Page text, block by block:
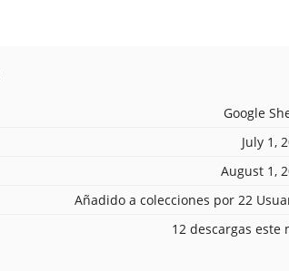
Google
July 1,
August 1,
Añadido a colecciones por 22
12 descargas este